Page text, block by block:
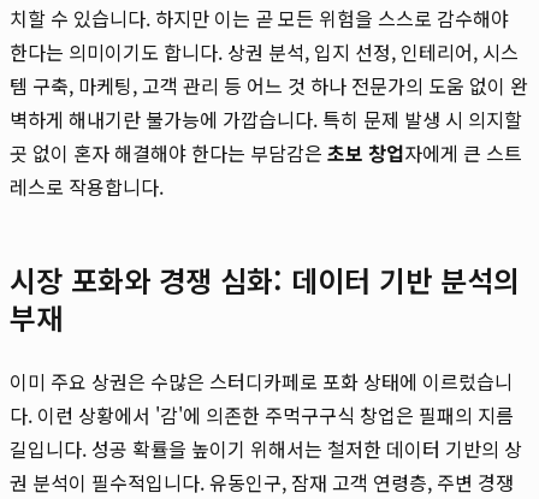
치할 수 있습니다. 하지만 이는 곧 모든 위험을 스스로 감수해야
한다는 의미이기도 합니다. 상권 분석, 입지 선정, 인테리어, 시스
템 구축, 마케팅, 고객 관리 등 어느 것 하나 전문가의 도움 없이 완
벽하게 해내기란 불가능에 가깝습니다. 특히 문제 발생 시 의지할
곳 없이 혼자 해결해야 한다는 부담감은 초보 창업자에게 큰 스트
레스로 작용합니다.
시장 포화와 경쟁 심화: 데이터 기반 분석의
부재
이미 주요 상권은 수많은 스터디카페로 포화 상태에 이르렀습니
다. 이런 상황에서 '감'에 의존한 주먹구구식 창업은 필패의 지름
길입니다. 성공 확률을 높이기 위해서는 철저한 데이터 기반의 상
권 분석이 필수적입니다. 유동인구, 잠재 고객 연령층, 주변 경쟁